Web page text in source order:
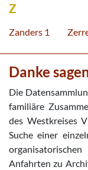
Z
Zanders 1
Danke
Die
familiäre
des Westkreises
Suche einer
Anfahrten zu